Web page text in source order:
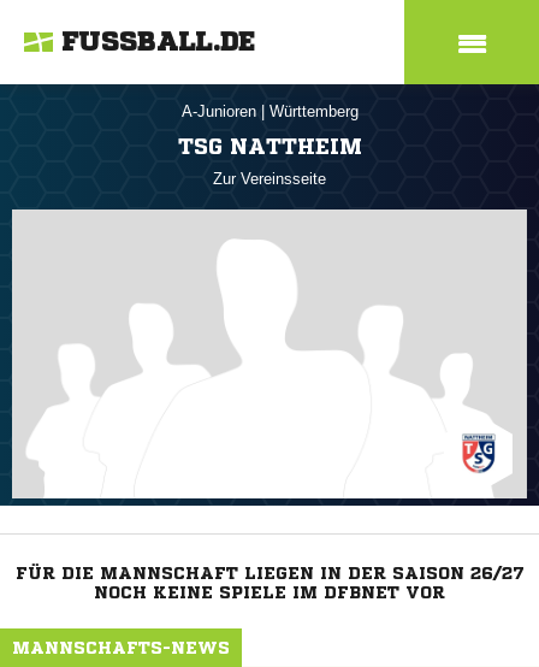
FUSSBALL.DE
A-Junioren Württemberg
TSG NATTHEIM
Zur Vereinsseite
FÜR DIE MANNSCHAFT LIEGEN IN DER SAISON 26/27
NOCH KEINE SPIELE IM DFBNET VOR
MANNSCHAFTS-NEWS